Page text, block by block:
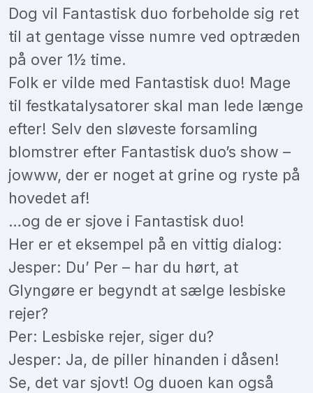
Dog vil Fantastisk duo forbeholde sig ret
til at gentage visse numre ved optræden
på over 1½ time.
Folk er vilde med Fantastisk duo! Mage
til festkatalysatorer skal man lede længe
efter! Selv den sløveste forsamling
blomstrer efter Fantastisk duo’s show –
jowww, der er noget at grine og ryste på
hovedet af!
…og de er sjove i Fantastisk duo!
Her er et eksempel på en vittig dialog:
Jesper: Du’ Per – har du hørt, at
Glyngøre er begyndt at sælge lesbiske
rejer?
Per: Lesbiske rejer, siger du?
Jesper: Ja, de piller hinanden i dåsen!
Se, det var sjovt! Og duoen kan også